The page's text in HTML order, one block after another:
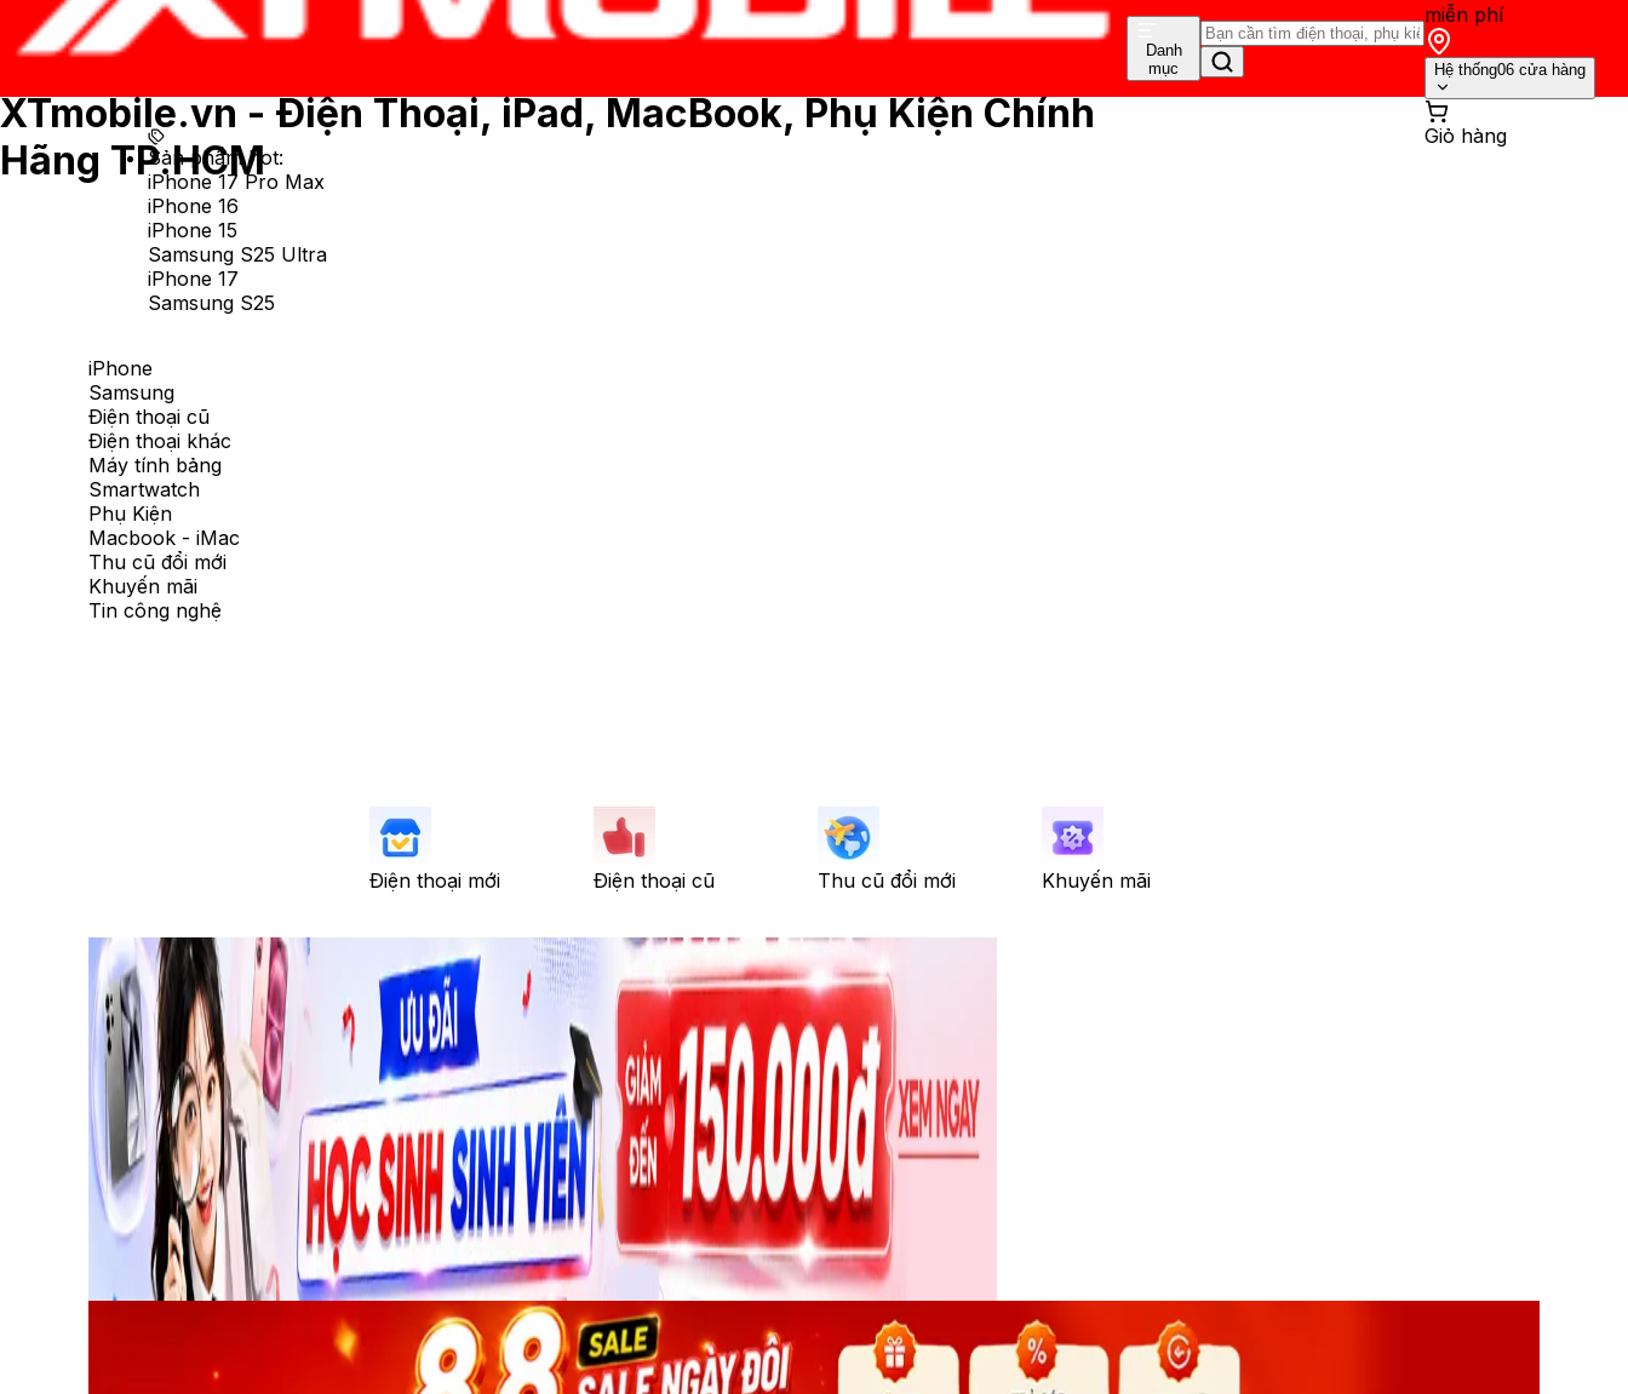
XTmobile.vn - Điện Thoại, iPad, MacBook, Phụ Kiện Chính
Hãng TP.HCM
Danh
mục
miễn phí
Hệ thống06 cửa hàng
Giỏ hàng
Sản phẩm hot:
iPhone 17 Pro Max
iPhone 16
iPhone 15
Samsung S25 Ultra
iPhone 17
Samsung S25
iPhone
Samsung
Điện thoại cũ
Điện thoại khác
Máy tính bảng
Smartwatch
Phụ Kiện
Macbook - iMac
Thu cũ đổi mới
Khuyến mãi
Tin công nghệ
Điện thoại mới Điện thoại cũ Thu cũ đổi mới Khuyến mãi